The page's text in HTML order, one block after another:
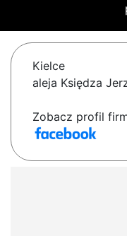
Kielce
aleja Księdza
Zobacz profil